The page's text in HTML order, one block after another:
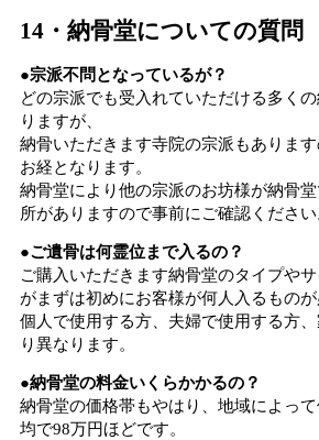
14・納骨堂についての質問
●宗派不問となっているが？
どの宗派でも受入れていただける多く
りますが、
納骨いただきます寺院の宗派もありま
お経となります。
納骨堂により他の宗派のお坊様が納骨
所がありますので事前にご確認ください
●ご遺骨は何霊位まで入るの？
ご購入いただきます納骨堂のタイプや
がまずは初めにお客様が何人入るものが
個人で使用する方、夫婦で使用する方
り異なります。
●納骨堂の料金いくらかかるの？
納骨堂の価格帯もやはり、地域によっ
均で98万円ほどです。